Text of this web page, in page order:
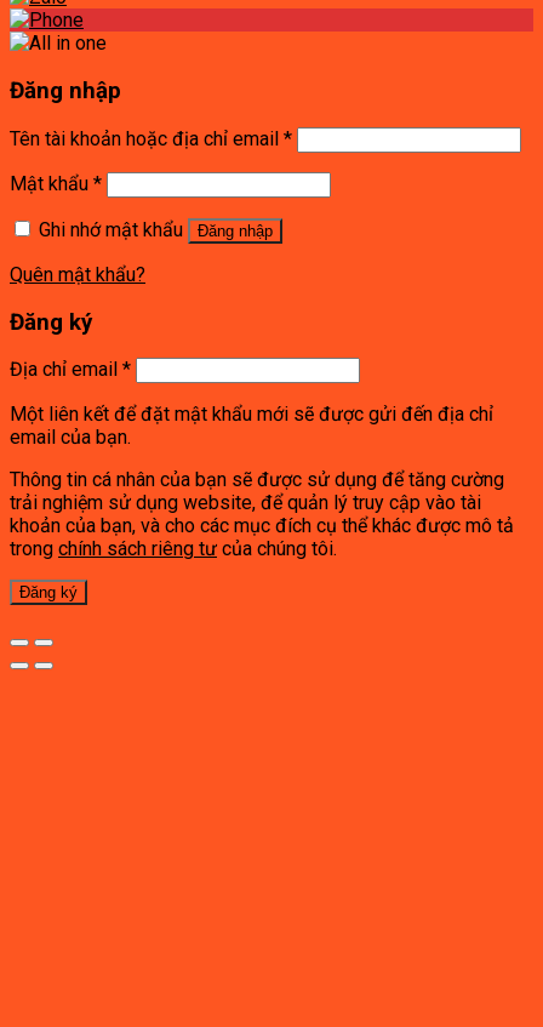
Đăng nhập
Tên tài khoản hoặc địa chỉ email *
Mật khẩu *
Ghi nhớ mật khẩu
Đăng nhập
Quên mật khẩu?
Đăng ký
Địa chỉ email *
Một liên kết để đặt mật khẩu mới sẽ được gửi đến địa chỉ
email của bạn.
Thông tin cá nhân của bạn sẽ được sử dụng để tăng cường
trải nghiệm sử dụng website, để quản lý truy cập vào tài
khoản của bạn, và cho các mục đích cụ thể khác được mô tả
trong chính sách riêng tư của chúng tôi.
Đăng ký